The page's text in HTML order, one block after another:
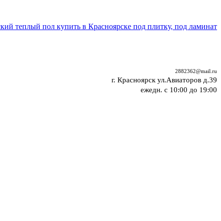
2882362@mail.ru
г. Красноярск ул.Авиаторов д.39
ежедн. с 10:00 до 19:00